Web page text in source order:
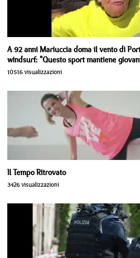
A 92 anni Mariuccia doma il vento di
windsurf: "Questo sport mantiene
10516 visualizzazioni
Il Tempo Ritrovato
3426 visualizzazioni